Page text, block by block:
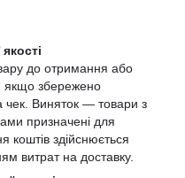
до отримання або
якщо збережено
чек. Виняток — товари з
призначені для
коштів здійснюється
витрат на доставку.